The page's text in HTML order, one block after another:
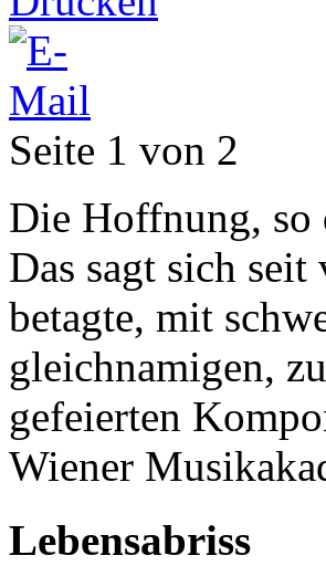
Seite 1 von 2
Die Hoffnung, so
Das sagt sich
betagte, mit
gleichnamigen,
gefeierten
Wiener
Lebensabriss